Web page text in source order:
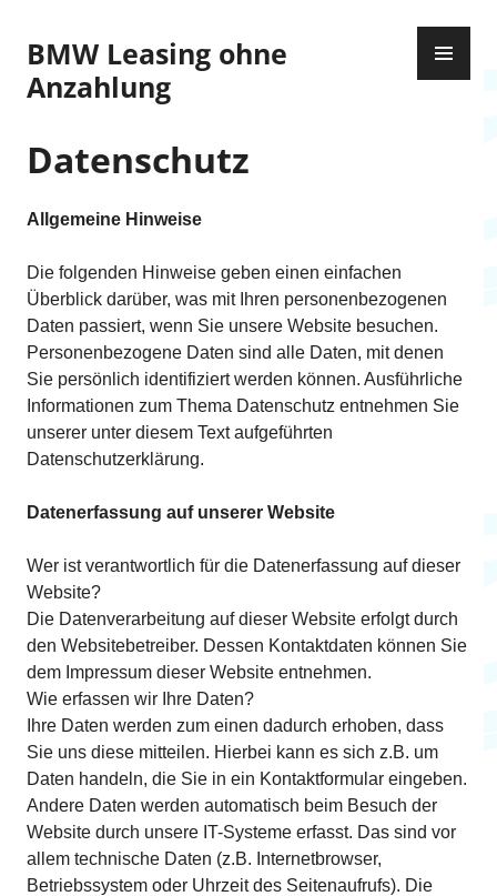
m
I
h
a
t
p
r
i
n
g
e
n
BMW Leasing ohne
Anzahlung
Datenschutz
Allgemeine Hinweise
Die folgenden Hinweise geben einen einfachen
Überblick darüber, was mit Ihren personenbezogenen
Daten passiert, wenn Sie unsere Website besuchen.
Personenbezogene Daten sind alle Daten, mit denen
Sie persönlich identifiziert werden können. Ausführliche
Informationen zum Thema Datenschutz entnehmen Sie
unserer unter diesem Text aufgeführten
Datenschutzerklärung.
Datenerfassung auf unserer Website
Wer ist verantwortlich für die Datenerfassung auf dieser
Website?
Die Datenverarbeitung auf dieser Website erfolgt durch
den Websitebetreiber. Dessen Kontaktdaten können Sie
dem Impressum dieser Website entnehmen.
Wie erfassen wir Ihre Daten?
Ihre Daten werden zum einen dadurch erhoben, dass
Sie uns diese mitteilen. Hierbei kann es sich z.B. um
Daten handeln, die Sie in ein Kontaktformular eingeben.
Andere Daten werden automatisch beim Besuch der
Website durch unsere IT-Systeme erfasst. Das sind vor
allem technische Daten (z.B. Internetbrowser,
Betriebssystem oder Uhrzeit des Seitenaufrufs). Die